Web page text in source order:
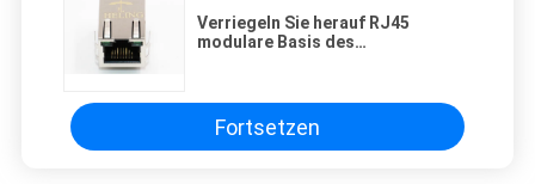
Verriegeln Sie herauf RJ45
modulare Basis des
Fortsetzen